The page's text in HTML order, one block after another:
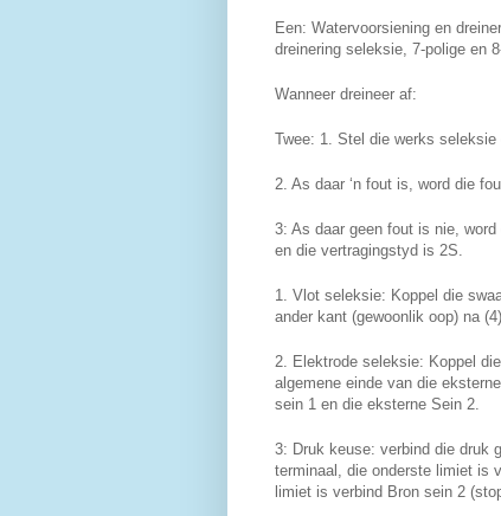
Een: Watervoorsiening en
dreinering seleksie, 7-polige en
Wanneer dreineer af:
Twee: 1. Stel die werks
2. As daar ‘n fout is, word die
3: As daar geen fout is nie,
en die vertragingstyd is 2S.
1. Vlot seleksie: Koppel die
ander kant (gewoonlik oop) na
2. Elektrode seleksie: Koppel
algemene einde van die
sein 1 en die eksterne Sein 2.
3: Druk keuse: verbind die druk
terminaal, die onderste limiet is
limiet is verbind Bron sein 2